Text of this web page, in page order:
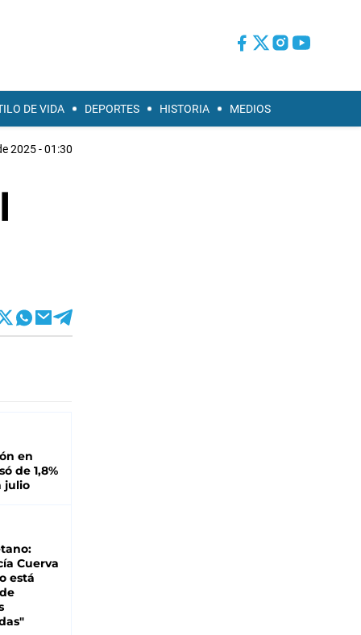
DE VIDA DEPORTES HISTORIA MEDIOS
2025 - 01:30
en
de 1,8%
julio
Cuerva
está